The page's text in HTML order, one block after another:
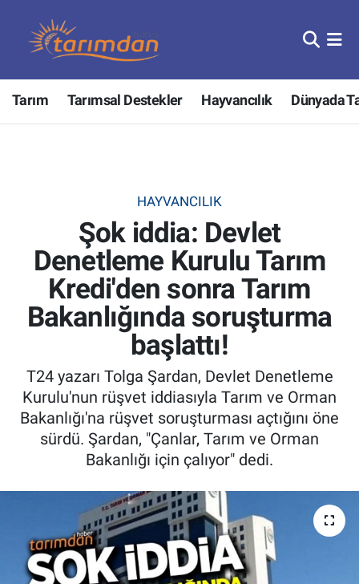
Tarım Tarımsal Destekler Hayvancılık Dünyada
HAYVANCILIK
Şok iddia: Devlet
Denetleme Kurulu Tarım
Kredi'den sonra Tarım
Bakanlığında soruşturma
başlattı!
T24 yazarı Tolga Şardan, Devlet Denetleme
Kurulu'nun rüşvet iddiasıyla Tarım ve Orman
Bakanlığı'na rüşvet soruşturması açtığını öne
sürdü. Şardan, "Çanlar, Tarım ve Orman
Bakanlığı için çalıyor" dedi.
Tarım
Hayvancılık
Tarımsal Destekler
Tarım Bakanlığı
TZOB
Tarım Kredi Kooperatifleri
Pankobirlik
Et fiyatları
Tarım Bilgisi
Yetiştirici Soruyor
Dünyada Tarım
Nöbetçi Eczaneler
Hava Durumu
Tüm Manşetler
Son Dakika Haberleri
Haber Arşivi